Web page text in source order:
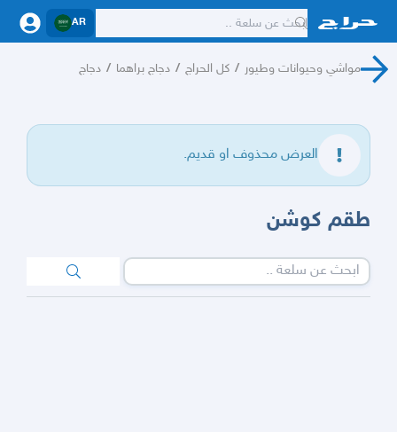
AR
مواشي وحيوانات وطيور / كل الحراج / دجاج براهما / دجاج
العرض محذوف او قديم.
طقم كوشن